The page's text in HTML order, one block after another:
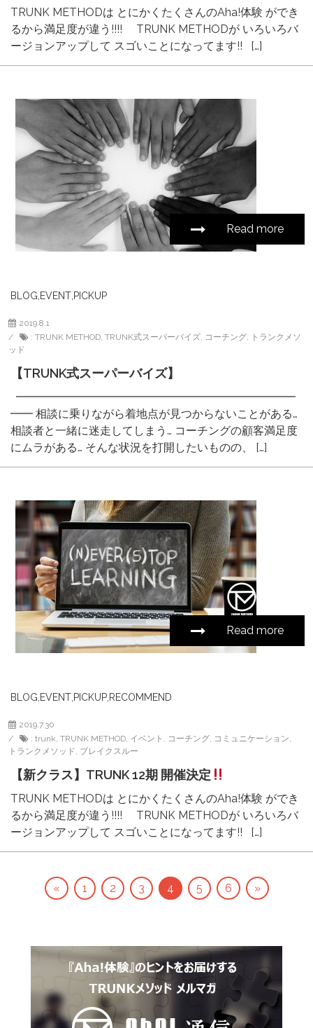
TRUNK METHODは とにかくたくさんのAha!体験 ができ
るから満足度が違う!!!! TRUNK METHODが いろいろバ
ージョンアップして スゴいことになってます!! […]
Read more
BLOG,EVENT,PICKUP
2019.8.1
: TRUNK METHOD, TRUNK式スーパーバイズ, コーチング, トランクメソ
ッド
【TRUNK式スーパーバイズ】
━━━━━━━━━━━━━━━━━━━━━━━━━
━━ 相談に乗りながら着地点が見つからないことがある…
相談者と一緒に迷走してしまう… コーチングの顧客満足度
にムラがある… そんな状況を打開したいものの、 […]
Read more
BLOG,EVENT,PICKUP,RECOMMEND
2019.7.30
: trunk, TRUNK METHOD, イベント , コーチング, コミュニケーション,
トランクメソッド, ブレイクスルー
【新クラス】TRUNK 12期 開催決定
TRUNK METHODは とにかくたくさんのAha!体験 ができ
るから満足度が違う!!!! TRUNK METHODが いろいろバ
ージョンアップして スゴいことになってます!! […]
« 1 2 3 4 5 6 »